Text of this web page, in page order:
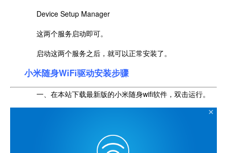
Device Setup Manager
这两个服务启动即可。
启动这两个服务之后，就可以正常安装了。
小米随身WiFi驱动安装步骤
一、在本站下载最新版的小米随身wifi软件，双击运行。